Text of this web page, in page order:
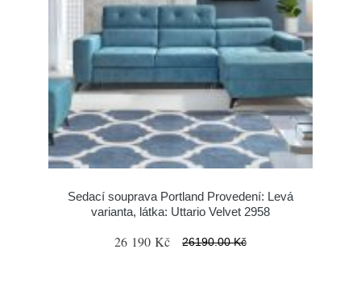
Sedací souprava Portland Provedení: Levá
varianta, látka: Uttario Velvet 2958
26 190 Kč 26190.00 Kč